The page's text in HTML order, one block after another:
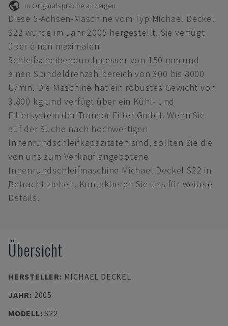
In Originalsprache anzeigen
Diese 5-Achsen-Maschine vom Typ Michael Deckel
S22 wurde im Jahr 2005 hergestellt. Sie verfügt
über einen maximalen
Schleifscheibendurchmesser von 150 mm und
einen Spindeldrehzahlbereich von 300 bis 8000
U/min. Die Maschine hat ein robustes Gewicht von
3.800 kg und verfügt über ein Kühl- und
Filtersystem der Transor Filter GmbH. Wenn Sie
auf der Suche nach hochwertigen
Innenrundschleifkapazitäten sind, sollten Sie die
von uns zum Verkauf angebotene
Innenrundschleifmaschine Michael Deckel S22 in
Betracht ziehen. Kontaktieren Sie uns für weitere
Details.
Übersicht
HERSTELLER: MICHAEL DECKEL
JAHR: 2005
MODELL:S22